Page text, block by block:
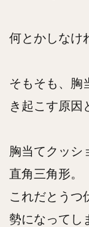
何とかしなけ
そもそも、胸
き起こす原因
胸当てクッシ
直角三角形。
これだとうつ
勢になってし